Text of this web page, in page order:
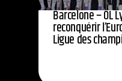
Barcelone – OL
reconquérir
Ligue des